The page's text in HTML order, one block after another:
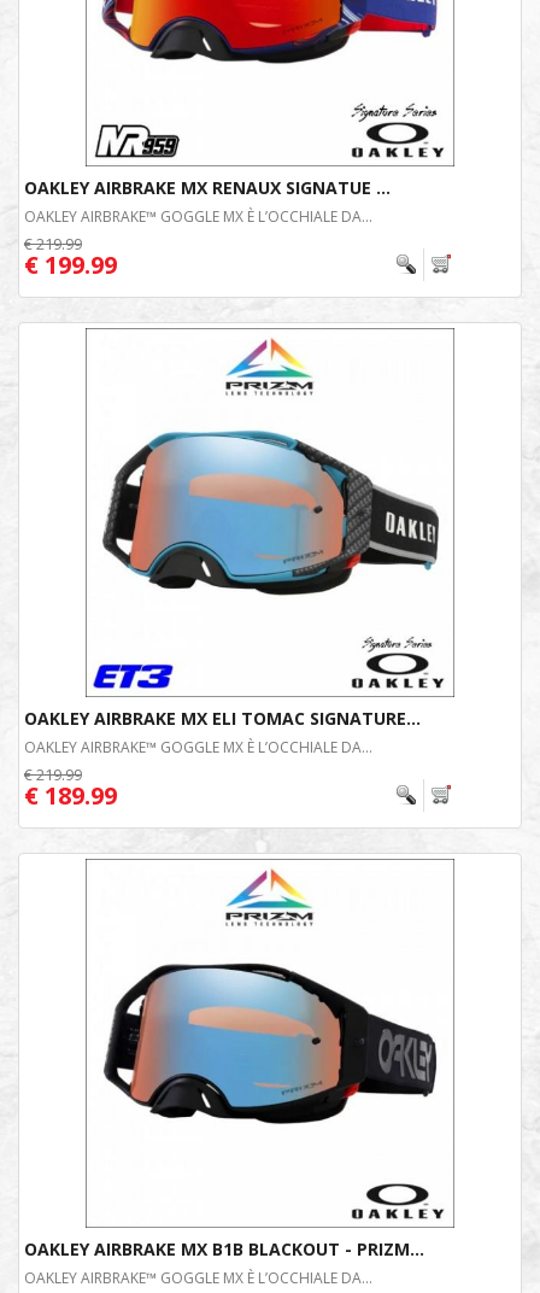
OAKLEY AIRBRAKE MX RENAUX SIGNATUE ...
OAKLEY AIRBRAKE™ GOGGLE MX È L’OCCHIALE DA...
€ 219.99
€ 199.99
OAKLEY AIRBRAKE MX ELI TOMAC SIGNATURE...
OAKLEY AIRBRAKE™ GOGGLE MX È L’OCCHIALE DA...
€ 219.99
€ 189.99
OAKLEY AIRBRAKE MX B1B BLACKOUT - PRIZM...
OAKLEY AIRBRAKE™ GOGGLE MX È L’OCCHIALE DA...